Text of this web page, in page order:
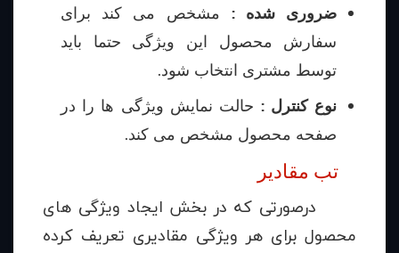
ضروری شده : مشخص می کند برای
سفارش محصول این ویژگی حتما باید
توسط مشتری انتخاب شود.
نوع کنترل : حالت نمایش ویژگی ها را در
صفحه محصول مشخص می کند.
تب مقادیر
درصورتی که در بخش ایجاد ویژگی های
محصول برای هر ویژگی مقادیری تعریف کرده